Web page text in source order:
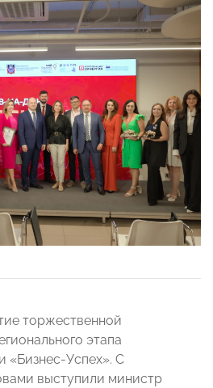
торжественной
этапа
«Бизнес-Успех». С
выступили министр